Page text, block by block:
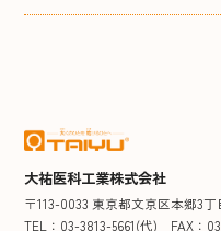
大祐医科工業株式会社
〒113-0033 東京都文京区本郷3
TEL：03-3813-5661(代)
FAX：